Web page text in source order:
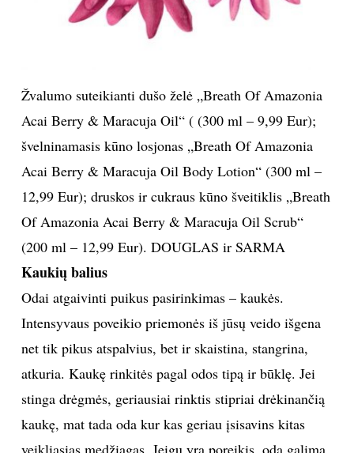
Žvalumo suteikianti dušo želė „Breath Of Amazonia
Acai Berry & Maracuja Oil“ ( (300 ml – 9,99 Eur);
švelninamasis kūno losjonas „Breath Of Amazonia
Acai Berry & Maracuja Oil Body Lotion“ (300 ml –
12,99 Eur); druskos ir cukraus kūno šveitiklis „Breath
Of Amazonia Acai Berry & Maracuja Oil Scrub“
(200 ml – 12,99 Eur). DOUGLAS ir SARMA
Kaukių balius
Odai atgaivinti puikus pasirinkimas – kaukės.
Intensyvaus poveikio priemonės iš jūsų veido išgena
net tik pikus atspalvius, bet ir skaistina, stangrina,
atkuria. Kaukę rinkitės pagal odos tipą ir būklę. Jei
stinga drėgmės, geriausiai rinktis stipriai drėkinančią
kaukę, mat tada oda kur kas geriau įsisavins kitas